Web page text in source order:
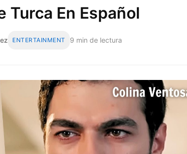
Turca En Español
ENTERTAINMENT 9 min de lectura